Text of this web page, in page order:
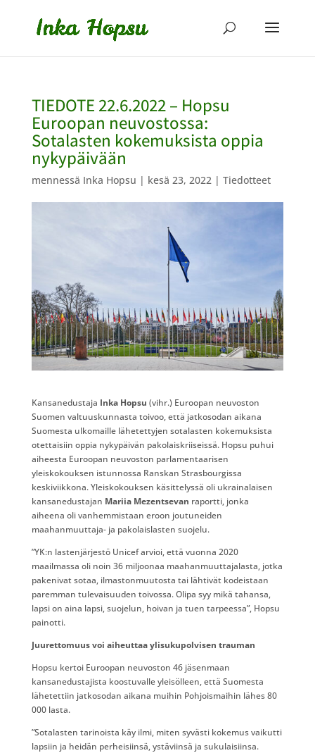
TIEDOTE 22.6.2022 – Hopsu
Euroopan neuvostossa:
Sotalasten kokemuksista oppia
nykypäivään
mennessä Inka Hopsu | kesä 23, 2022| Tiedotteet
​Kansanedustaja Inka Hopsu (vihr.) Euroopan neuvoston
Suomen valtuuskunnasta toivoo, että jatkosodan aikana
Suomesta ulkomaille lähetettyjen sotalasten kokemuksista
otettaisiin oppia nykypäivän pakolaiskriiseissä. Hopsu puhui
aiheesta Euroopan neuvoston parlamentaarisen
yleiskokouksen istunnossa Ranskan Strasbourgissa
keskiviikkona. Yleiskokouksen käsittelyssä oli ukrainalaisen
kansanedustajan Mariia Mezentsevan raportti, jonka
aiheena oli vanhemmistaan eroon joutuneiden
maahanmuuttaja- ja pakolaislasten suojelu.
”YK:n lastenjärjestö Unicef arvioi, että vuonna 2020
maailmassa oli noin 36 miljoonaa maahanmuuttajalasta, jotka
pakenivat sotaa, ilmastonmuutosta tai lähtivät kodeistaan
paremman tulevaisuuden toivossa. Olipa syy mikä tahansa,
lapsi on aina lapsi, suojelun, hoivan ja tuen tarpeessa”, Hopsu
painotti.
Juurettomuus voi aiheuttaa ylisukupolvisen trauman
Hopsu kertoi Euroopan neuvoston 46 jäsenmaan
kansanedustajista koostuvalle yleisölleen, että Suomesta
lähetettiin jatkosodan aikana muihin Pohjoismaihin lähes 80
000 lasta.
”Sotalasten tarinoista käy ilmi, miten syvästi kokemus vaikutti
lapsiin ja heidän perheisiinsä, ystäviinsä ja sukulaisiinsa.